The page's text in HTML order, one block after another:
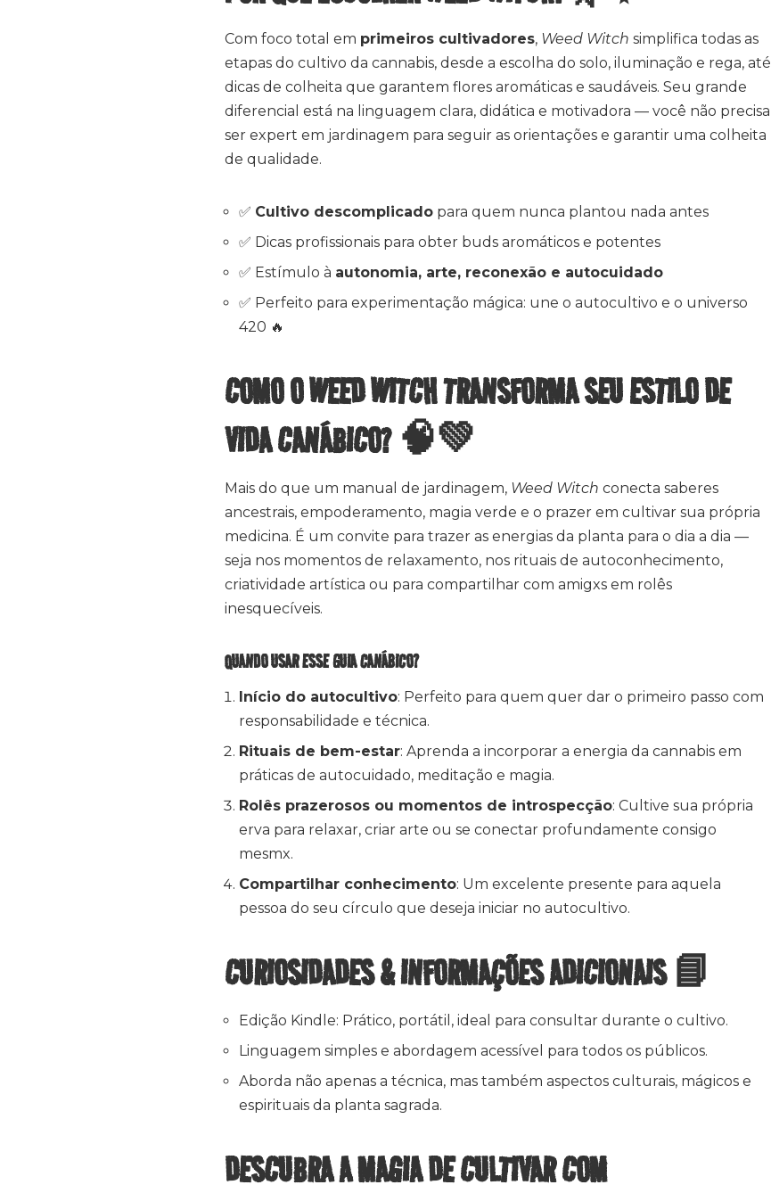
Com foco total em primeiros cultivadores, Weed Witch simplifica todas as
etapas do cultivo da cannabis, desde a escolha do solo, iluminação e rega, até
dicas de colheita que garantem flores aromáticas e saudáveis. Seu grande
diferencial está na linguagem clara, didática e motivadora — você não precisa
ser expert em jardinagem para seguir as orientações e garantir uma colheita
de qualidade.
✅ Cultivo descomplicado para quem nunca plantou nada antes
✅ Dicas profissionais para obter buds aromáticos e potentes
✅ Estímulo à autonomia, arte, reconexão e autocuidado
✅ Perfeito para experimentação mágica: une o autocultivo e o universo
420 🔥
COMO O WEED WITCH TRANSFORMA SEU ESTILO DE
VIDA CANÁBICO? 🧠💚
Mais do que um manual de jardinagem, Weed Witch conecta saberes
ancestrais, empoderamento, magia verde e o prazer em cultivar sua própria
medicina. É um convite para trazer as energias da planta para o dia a dia —
seja nos momentos de relaxamento, nos rituais de autoconhecimento,
criatividade artística ou para compartilhar com amigxs em rolês
inesquecíveis.
QUANDO USAR ESSE GUIA CANÁBICO?
Início do autocultivo: Perfeito para quem quer dar o primeiro passo com
responsabilidade e técnica.
Rituais de bem-estar: Aprenda a incorporar a energia da cannabis em
práticas de autocuidado, meditação e magia.
Rolês prazerosos ou momentos de introspecção: Cultive sua própria
erva para relaxar, criar arte ou se conectar profundamente consigo
mesmx.
Compartilhar conhecimento: Um excelente presente para aquela
pessoa do seu círculo que deseja iniciar no autocultivo.
CURIOSIDADES & INFORMAÇÕES ADICIONAIS 📘
Edição Kindle: Prático, portátil, ideal para consultar durante o cultivo.
Linguagem simples e abordagem acessível para todos os públicos.
Aborda não apenas a técnica, mas também aspectos culturais, mágicos e
espirituais da planta sagrada.
DESCUBRA A MAGIA DE CULTIVAR COM